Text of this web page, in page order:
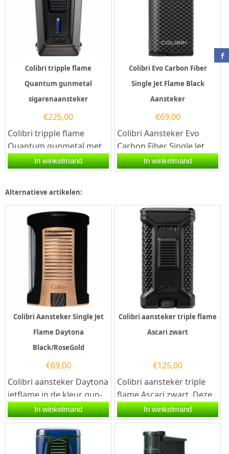
Colibri tripple flame
Quantum gunmetal
sigarenaansteker
€225,00
Colibri tripple flame
Quantum gunmetal met
sigaren knipper. Deze
Colibri aansteker heeft 3...
In winkelmand
Colibri Evo Carbon Fiber
Single Jet Flame Black
Aansteker
€69,00
Colibri Aansteker Evo
Carbon Fiber Single Jet
Flame in de kleur Zwart.
Deze aansteker heeft...
In winkelmand
Alternatieve artikelen:
Colibri Aansteker Single Jet
Flame Daytona
Black/RoseGold
€69,00
Colibri aansteker Daytona
jetflame in de kleur gun-
zwart/rosegoud. Deze
Colibri aansteker heeft
In winkelmand
Colibri aansteker triple flame
Ascari zwart
€125,00
Colibri aansteker triple
flame Ascari zwart. Deze
Colibri aansteker heeft
een krachtige Triple-Jet...
In winkelmand